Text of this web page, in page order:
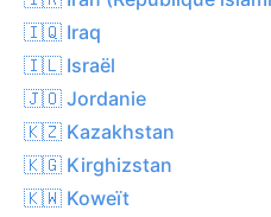
🇮🇶 Iraq
🇮🇱 Israël
🇯🇴 Jordanie
🇰🇿 Kazakhstan
🇰🇬 Kirghizstan
🇰🇼 Koweït